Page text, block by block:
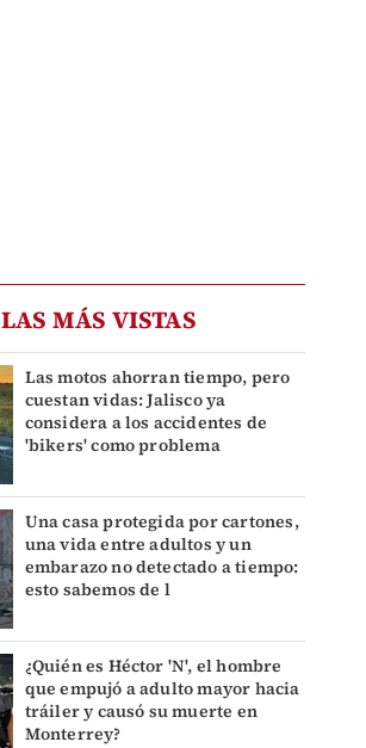
LAS MÁS VISTAS
Las motos ahorran tiempo, pero
cuestan vidas: Jalisco ya
considera a los accidentes de
'bikers' como problema
Una casa protegida por cartones,
una vida entre adultos y un
embarazo no detectado a tiempo:
esto sabemos de l
¿Quién es Héctor 'N', el hombre
que empujó a adulto mayor hacia
tráiler y causó su muerte en
Monterrey?